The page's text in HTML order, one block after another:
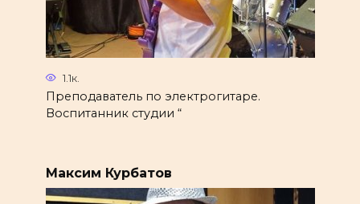
1.1к.
Преподаватель по электрогитаре.
Воспитанник студии “
Максим Курбатов